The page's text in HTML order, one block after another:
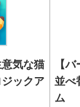
意気な猫
ックア
【
並べ
ム